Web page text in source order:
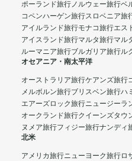
ポーランド旅行ノルウェー旅行ベ
コペンハーゲン旅行スロベニア旅
アイルランド旅行モナコ旅行エス
アイスランド旅行マルタ旅行マル
ルーマニア旅行ブルガリア旅行ル
オセアニア・南太平洋
オーストラリア旅行ケアンズ旅行
メルボルン旅行ブリスベン旅行ハ
エアーズロック旅行ニュージーラ
オークランド旅行クイーンズタウ
ヌメア旅行フィジー旅行ナンディ
北米
アメリカ旅行ニューヨーク旅行ロ